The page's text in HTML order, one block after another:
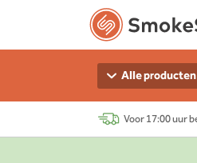
Alle producten
Voor 17:00 uur